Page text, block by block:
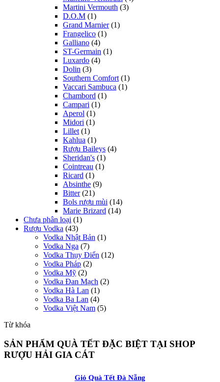
Martini Vermouth (3)
D.O.M (1)
Grand Marnier (1)
Frangelico (1)
Galliano (4)
ST-Germain (1)
Luxardo (4)
Dolin (3)
Southern Comfort (1)
Vaccari Sambuca (1)
Chambord (1)
Campari (1)
Aperol (1)
Midori (1)
Lillet (1)
Kahlua (1)
Rượu Baileys (4)
Sheridan's (1)
Cointreau (1)
Ricard (1)
Absinthe (9)
Bitter (21)
Bols rượu mùi (14)
Marie Brizard (14)
Chưa phân loại (1)
Rượu Vodka (43)
Vodka Nhật Bản (1)
Vodka Nga (7)
Vodka Thụy Điển (12)
Vodka Pháp (2)
Vodka Mỹ (2)
Vodka Đan Mạch (2)
Vodka Hà Lan (1)
Vodka Ba Lan (4)
Vodka Việt Nam (5)
Từ khóa
SẢN PHẨM QUÀ TẾT ĐẶC BIỆT TẠI SHOP
RƯỢU HẢI GIA CÁT
Giỏ Quà Tết Đà Nẵng